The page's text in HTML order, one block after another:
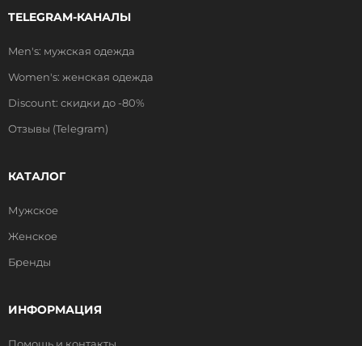
TELEGRAM-КАНАЛЫ
Men's: мужская одежда
Women's: женская одежда
Discount: скидки до -80%
Отзывы (Telegram)
КАТАЛОГ
Мужское
Женское
Бренды
ИНФОРМАЦИЯ